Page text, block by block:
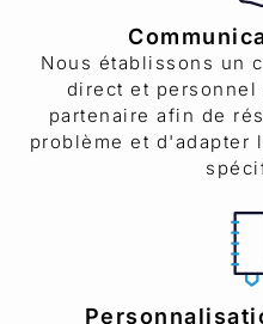
Nous établissons un
direct et personnel
partenaire afin de
problème et d'adapter